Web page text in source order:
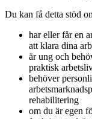
Du kan få detta stöd
har eller får en
att klara dina
är ung och
praktisk
behöver
rehabilitering
om du är egen